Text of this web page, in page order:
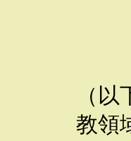
《
（
教領